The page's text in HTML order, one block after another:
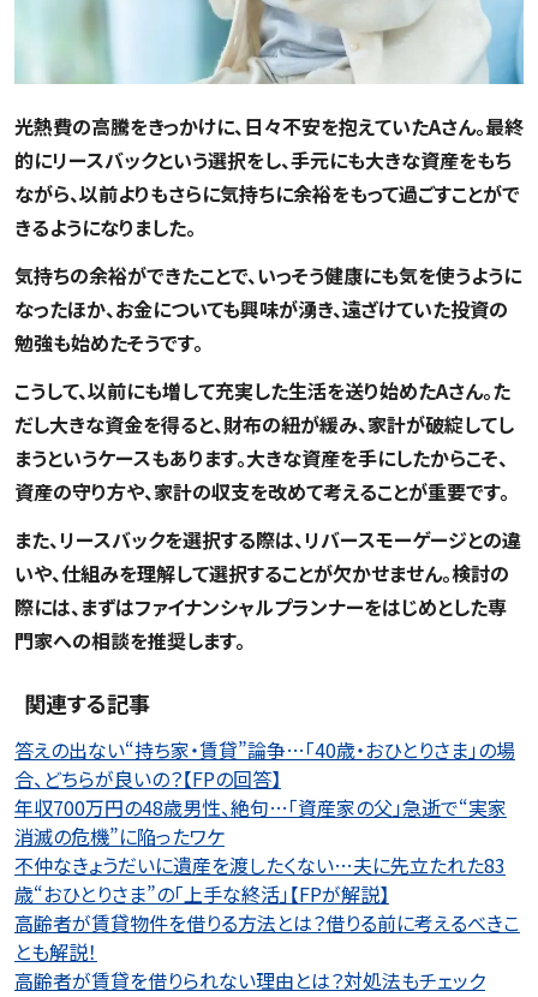
光熱費の高騰をきっかけに、日々不安を抱えていたAさん。最終
的にリースバックという選択をし、手元にも大きな資産をもち
ながら、以前よりもさらに気持ちに余裕をもって過ごすことがで
きるようになりました。
気持ちの余裕ができたことで、いっそう健康にも気を使うように
なったほか、お金についても興味が湧き、遠ざけていた投資の
勉強も始めたそうです。
こうして、以前にも増して充実した生活を送り始めたAさん。た
だし大きな資金を得ると、財布の紐が緩み、家計が破綻してし
まうというケースもあります。大きな資産を手にしたからこそ、
資産の守り方や、家計の収支を改めて考えることが重要です。
また、リースバックを選択する際は、リバースモーゲージとの違
いや、仕組みを理解して選択することが欠かせません。検討の
際には、まずはファイナンシャルプランナーをはじめとした専
門家への相談を推奨します。
関連する記事
答えの出ない“持ち家・賃貸”論争…「40歳・おひとりさま」の場
合、どちらが良いの？【FPの回答】
年収700万円の48歳男性、絶句…「資産家の父」急逝で“実家
消滅の危機”に陥ったワケ
不仲なきょうだいに遺産を渡したくない…夫に先立たれた83
歳“おひとりさま”の「上手な終活」【FPが解説】
高齢者が賃貸物件を借りる方法とは？借りる前に考えるべきこ
とも解説！
高齢者が賃貸を借りられない理由とは？対処法もチェック